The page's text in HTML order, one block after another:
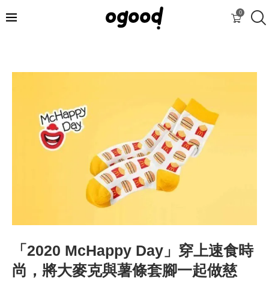
0
「2020 McHappy Day」穿上速食時
尚，將大麥克與薯條套腳一起做慈